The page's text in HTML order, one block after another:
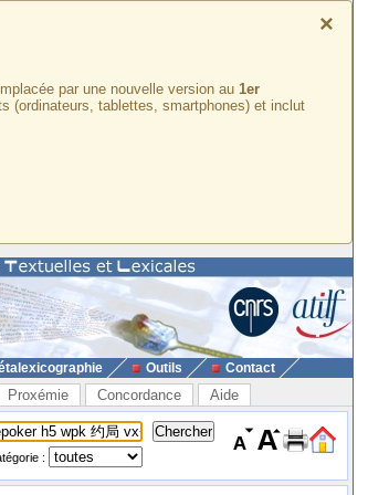
×
par une nouvelle version au 1er
(ordinateurs, tablettes, smartphones) et inclut
Outils Contact
Proxémie Concordance Aide
: